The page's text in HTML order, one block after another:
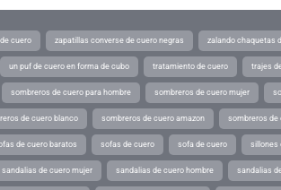
cuero zapatillas converse de cuero negras zalando chaquetas
un puf de cuero en forma de cubo tratamiento de cuero trajes
sombreros de cuero para hombre sombreros de cuero mujer
de cuero blanco sombreros de cuero amazon sombreros de
de cuero baratos sofas de cuero sofa de cuero sillones
sandalias de cuero mujer sandalias de cuero hombre sandalias